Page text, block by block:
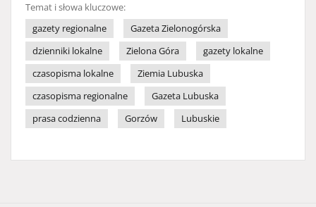
Temat i słowa kluczowe:
gazety regionalne
Gazeta Zielonogórska
dzienniki lokalne
Zielona Góra
gazety lokalne
czasopisma lokalne
Ziemia Lubuska
czasopisma regionalne
Gazeta Lubuska
prasa codzienna
Gorzów Lubuskie